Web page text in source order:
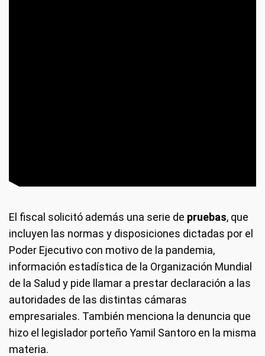
El fiscal solicitó además una serie de pruebas, que
incluyen las normas y disposiciones dictadas por el
Poder Ejecutivo con motivo de la pandemia,
información estadística de la Organización Mundial
de la Salud y pide llamar a prestar declaración a las
autoridades de las distintas cámaras
empresariales. También menciona la denuncia que
hizo el legislador porteño Yamil Santoro en la misma
materia.